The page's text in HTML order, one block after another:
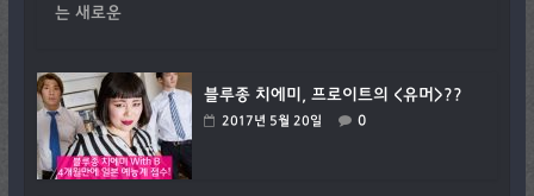
는 새로운
블루종 치에미, 프로이트의 <유머>??
2017년 5월 20일 0